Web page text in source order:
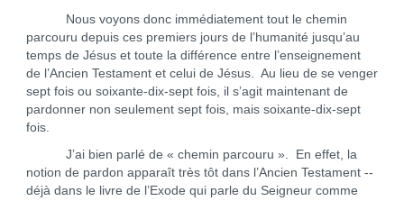
Nous voyons donc immédiatement tout le chemin
parcouru depuis ces premiers jours de l’humanité jusqu’au
temps de Jésus et toute la différence entre l’enseignement
de l’Ancien Testament et celui de Jésus. Au lieu de se venger
sept fois ou soixante-dix-sept fois, il s’agit maintenant de
pardonner non seulement sept fois, mais soixante-dix-sept
fois.
J’ai bien parlé de « chemin parcouru ». En effet, la
notion de pardon apparaît très tôt dans l’Ancien Testament --
déjà dans le livre de l’Exode qui parle du Seigneur comme